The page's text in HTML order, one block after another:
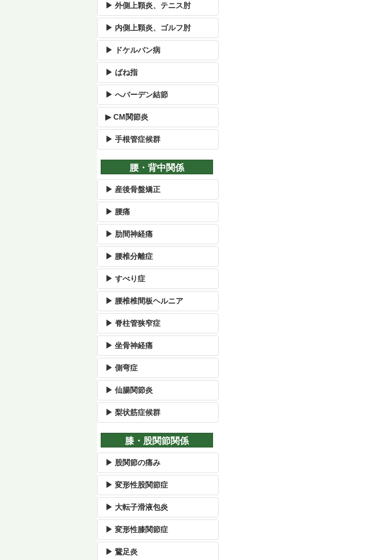
▶ 外側上顆炎、テニス肘
▶ 内側上顆炎、ゴルフ肘
▶ ドケルバン病
▶ ばね指
▶ へバーデン結節
▶ CM関節炎
▶ 手根管症候群
腰・背中関係
▶ 産後骨盤矯正
▶ 腰痛
▶ 肋間神経痛
▶ 腰椎分離症
▶ すべり症
▶ 腰椎椎間板ヘルニア
▶ 脊柱管狭窄症
▶ 坐骨神経痛
▶ 側弯症
▶ 仙腸関節炎
▶ 梨状筋症候群
膝・股関節関係
▶ 股関節の痛み
▶ 変形性股関節症
▶ 大転子滑液包炎
▶ 変形性膝関節症
▶ 鵞足炎